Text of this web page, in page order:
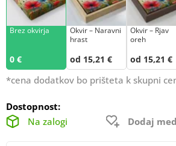
Brez okvirja
0 €
Okvir – Naravni
hrast
od 15,21 €
Okvir – Rjav
oreh
od 15,21 €
*cena dodatkov bo prišteta k skupni
Dostopnost:
Na zalogi
Dodaj